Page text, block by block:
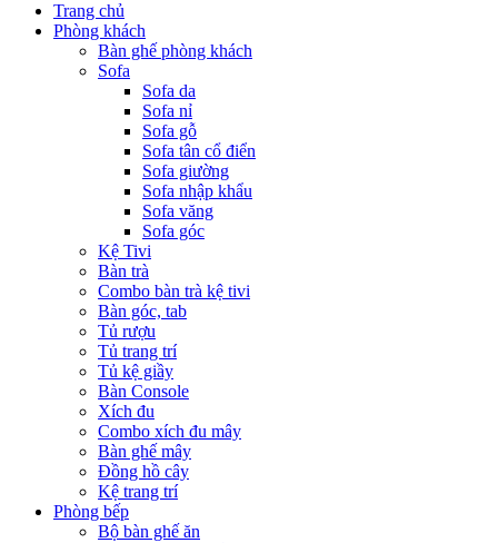
Trang chủ
Phòng khách
Bàn ghế phòng khách
Sofa
Sofa da
Sofa nỉ
Sofa gỗ
Sofa tân cổ điển
Sofa giường
Sofa nhập khẩu
Sofa văng
Sofa góc
Kệ Tivi
Bàn trà
Combo bàn trà kệ tivi
Bàn góc, tab
Tủ rượu
Tủ trang trí
Tủ kệ giầy
Bàn Console
Xích đu
Combo xích đu mây
Bàn ghế mây
Đồng hồ cây
Kệ trang trí
Phòng bếp
Bộ bàn ghế ăn